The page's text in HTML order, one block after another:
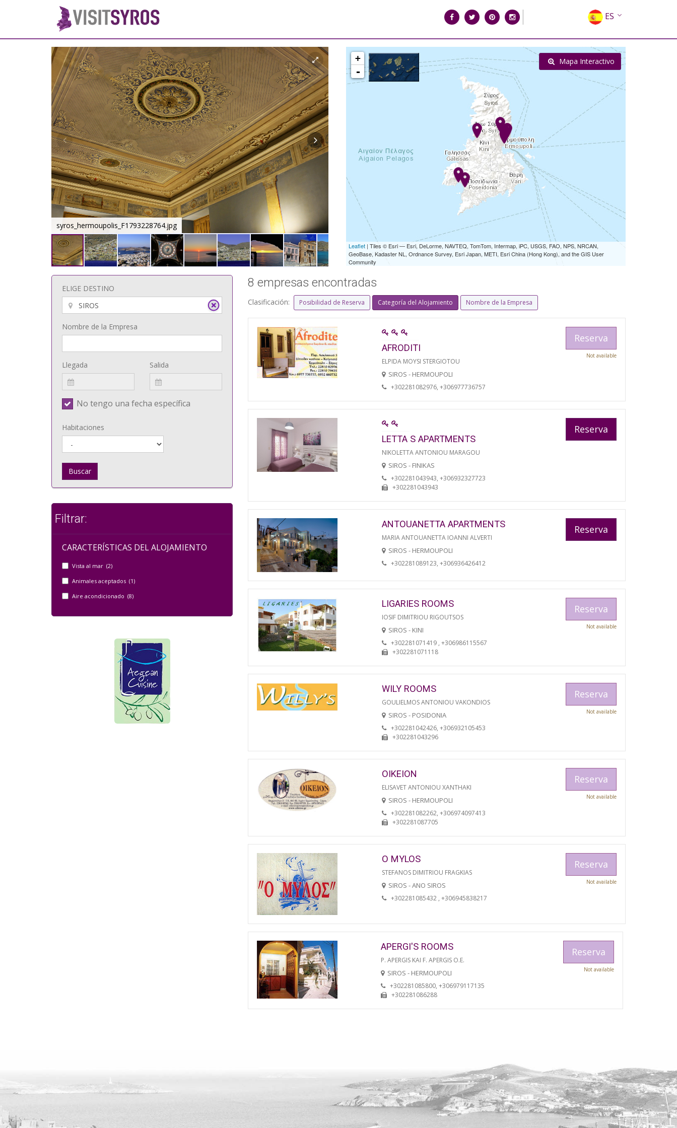
ES
EN
EL
RU
syros_hermoupolis_F1793228764.jpg syros_vaporia_F268133321.jpg
+
-
Leaflet | Tiles © Esri — Esri, DeLorme, NAVTEQ, TomTom, Intermap, iPC, USGS, FAO, NPS, NRCAN,
GeoBase, Kadaster NL, Ordnance Survey, Esri Japan, METI, Esri China (Hong Kong), and the GIS User
Community
Mapa Interactivo
ELIGE DESTINO
Nombre de la Empresa
Llegada Salida
No tengo una fecha específica
Habitaciones
Buscar
Filtrar:
CARACTERÍSTICAS DEL ALOJAMIENTO
Vista al mar (2)
Animales aceptados (1)
Aire acondicionado (8)
8 empresas encontradas
Clasificación: Posibilidad de Reserva Categoría del Alojamiento Nombre de la Empresa
AFRODITI
ELPIDA MOYSI STERGIOTOU
SIROS - HERMOUPOLI
+302281082976, +306977736757
Reserva
Not available
LETTA S APARTMENTS
NIKOLETTA ANTONIOU MARAGOU
SIROS - FINIKAS
+302281043943, +306932327723
+302281043943
Reserva
ANTOUANETTA APARTMENTS
MARIA ANTOUANETTA IOANNI ALVERTI
SIROS - HERMOUPOLI
+302281089123, +306936426412
Reserva
LIGARIES ROOMS
IOSIF DIMITRIOU RIGOUTSOS
SIROS - KINI
+302281071419 , +306986115567
+302281071118
Reserva
Not available
WILY ROOMS
GOULIELMOS ANTONIOU VAKONDIOS
SIROS - POSIDONIA
+302281042426, +306932105453
+302281043296
Reserva
Not available
OIKEION
ELISAVET ANTONIOU XANTHAKI
SIROS - HERMOUPOLI
+302281082262, +306974097413
+302281087705
Reserva
Not available
O MYLOS
STEFANOS DIMITRIOU FRAGKIAS
SIROS - ANO SIROS
+302281085432 , +306945838217
Reserva
Not available
APERGI'S ROOMS
P. APERGIS KAI F. APERGIS O.E.
SIROS - HERMOUPOLI
+302281085800, +306979117135
+302281086288
Reserva
Not available